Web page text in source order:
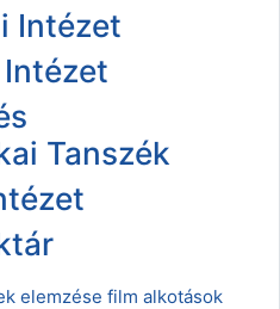
Intézet
Tanszék
elemzése film alkotások